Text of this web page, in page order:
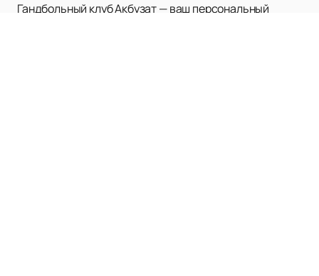
Гандбольный клуб Акбузат — ваш персональный